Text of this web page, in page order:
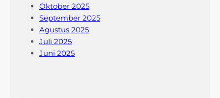
Oktober 2025
September 2025
Agustus 2025
Juli 2025
Juni 2025